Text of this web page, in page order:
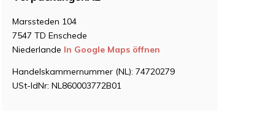
Marssteden 104
7547 TD Enschede
Niederlande In Google Maps öffnen
Handelskammernummer (NL): 74720279
USt-IdNr: NL860003772B01